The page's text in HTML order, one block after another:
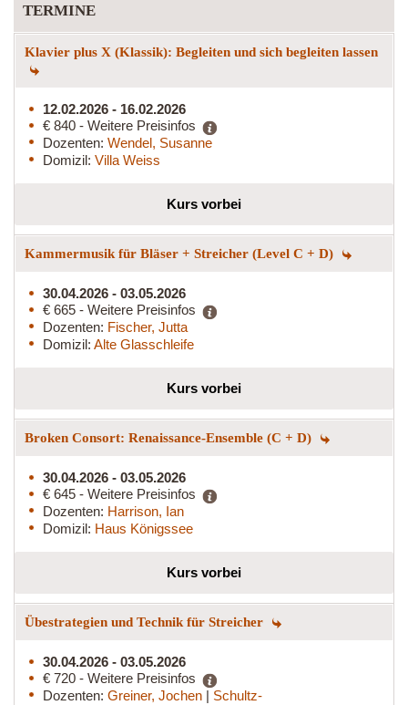
TERMINE
Klavier plus X (Klassik): Begleiten und sich begleiten lassen
12.02.2026 - 16.02.2026
€ 840 - Weitere Preisinfos
Dozenten: Wendel, Susanne
Domizil: Villa Weiss
Kurs vorbei
Kammermusik für Bläser + Streicher (Level C + D)
30.04.2026 - 03.05.2026
€ 665 - Weitere Preisinfos
Dozenten: Fischer, Jutta
Domizil: Alte Glasschleife
Kurs vorbei
Broken Consort: Renaissance-Ensemble (C + D)
30.04.2026 - 03.05.2026
€ 645 - Weitere Preisinfos
Dozenten: Harrison, Ian
Domizil: Haus Königssee
Kurs vorbei
Übestrategien und Technik für Streicher
30.04.2026 - 03.05.2026
€ 720 - Weitere Preisinfos
Dozenten: Greiner, Jochen | Schultz-